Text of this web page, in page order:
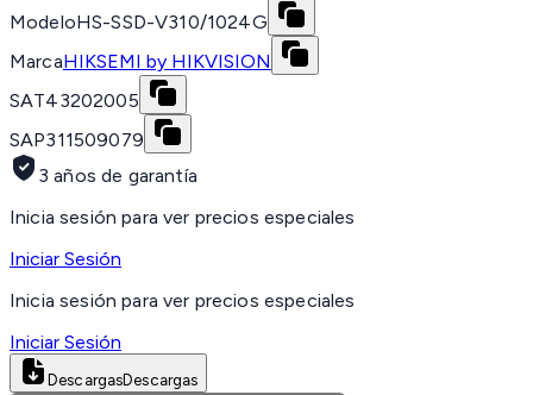
ModeloHS-SSD-V310/1024G
MarcaHIKSEMI by HIKVISION
SAT43202005
SAP311509079
3 años de garantía
Inicia sesión para ver precios especiales
Iniciar Sesión
Inicia sesión para ver precios especiales
Iniciar Sesión
DescargasDescargas